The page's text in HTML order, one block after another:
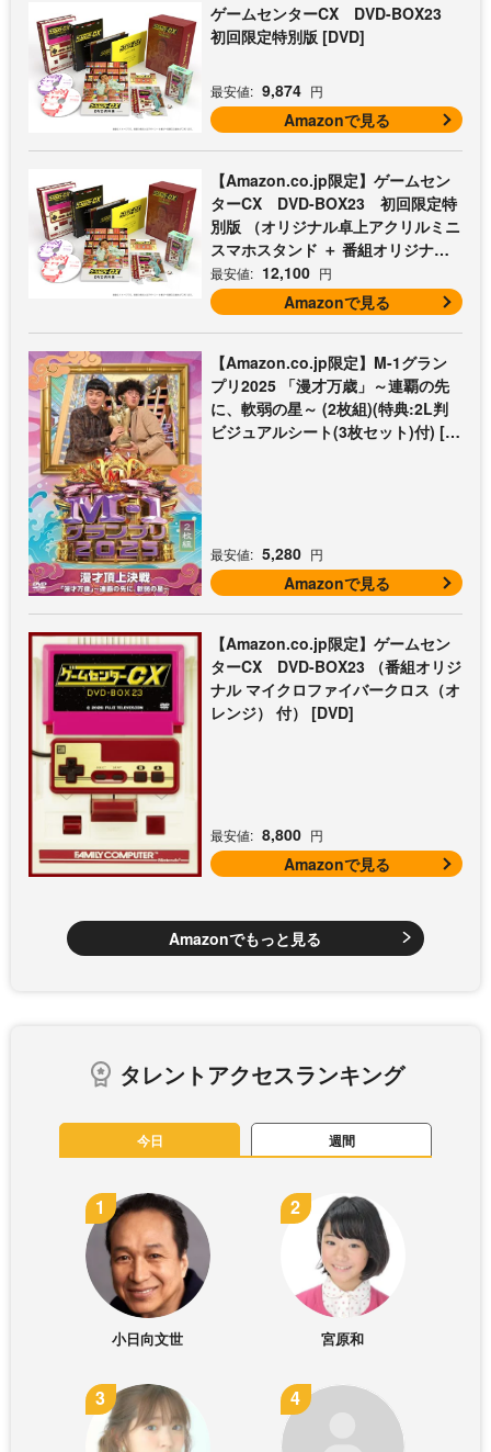
ゲームセンターCX DVD-BOX23
初回限定特別版 [DVD]
最安値: 9,874 円
Amazonで見る
【Amazon.co.jp限定】ゲームセン
ターCX DVD-BOX23 初回限定特
別版 （オリジナル卓上アクリルミニ
スマホスタンド ＋ 番組オリジナル
マイクロファイバークロス（オレン
ジ） 付） [DVD]
最安値: 12,100 円
Amazonで見る
【Amazon.co.jp限定】M-1グラン
プリ2025 「漫才万歳」～連覇の先
に、軟弱の星～ (2枚組)(特典:2L判
ビジュアルシート(3枚セット)付) [D
最安値: 5,280 円
Amazonで見る
【Amazon.co.jp限定】ゲームセン
ターCX DVD-BOX23 （番組オリジ
ナル マイクロファイバークロス（オ
レンジ） 付） [DVD]
最安値: 8,800 円
Amazonで見る
Amazonでもっと見る
タレントアクセスランキング
今日 週間
小日向文世 宮原和